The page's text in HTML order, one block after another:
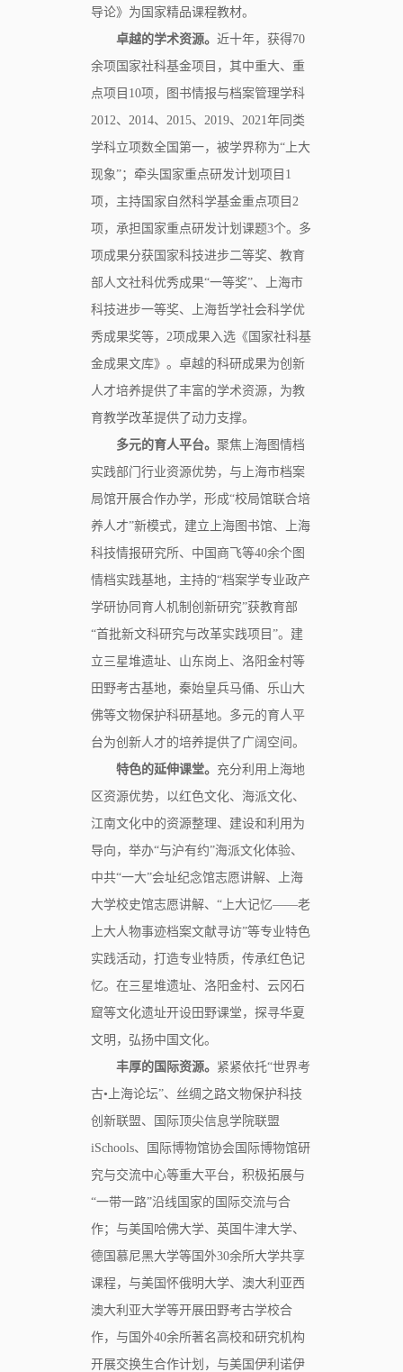
导论》为国家精品课程教材。
卓越的学术资源。 近十年，获得70
余项国家社科基金项目，其中重大、重
点项目10项，图书情报与档案管理学科
2012、2014、2015、2019、2021年同类
学科立项数全国第一，被学界称为“上大
现象”；牵头国家重点研发计划项目1
项，主持国家自然科学基金重点项目2
项，承担国家重点研发计划课题3个。多
项成果分获国家科技进步二等奖、教育
部人文社科优秀成果“一等奖”、上海市
科技进步一等奖、上海哲学社会科学优
秀成果奖等，2项成果入选《国家社科基
金成果文库》。卓越的科研成果为创新
人才培养提供了丰富的学术资源，为教
育教学改革提供了动力支撑。
多元的育人平台。 聚焦上海图情档
实践部门行业资源优势，与上海市档案
局馆开展合作办学，形成“校局馆联合培
养人才”新模式，建立上海图书馆、上海
科技情报研究所、中国商飞等40余个图
情档实践基地，主持的“档案学专业政产
学研协同育人机制创新研究”获教育部
“首批新文科研究与改革实践项目”。建
立三星堆遗址、山东岗上、洛阳金村等
田野考古基地，秦始皇兵马俑、乐山大
佛等文物保护科研基地。多元的育人平
台为创新人才的培养提供了广阔空间。
特色的延伸课堂。 充分利用上海地
区资源优势，以红色文化、海派文化、
江南文化中的资源整理、建设和利用为
导向，举办“与沪有约”海派文化体验、
中共“一大”会址纪念馆志愿讲解、上海
大学校史馆志愿讲解、“上大记忆——老
上大人物事迹档案文献寻访”等专业特色
实践活动，打造专业特质，传承红色记
忆。在三星堆遗址、洛阳金村、云冈石
窟等文化遗址开设田野课堂，探寻华夏
文明，弘扬中国文化。
丰厚的国际资源。 紧紧依托“世界考
古•上海论坛”、丝绸之路文物保护科技
创新联盟、国际顶尖信息学院联盟
iSchools、国际博物馆协会国际博物馆研
究与交流中心等重大平台，积极拓展与
“一带一路”沿线国家的国际交流与合
作；与美国哈佛大学、英国牛津大学、
德国慕尼黑大学等国外30余所大学共享
课程，与美国怀俄明大学、澳大利亚西
澳大利亚大学等开展田野考古学校合
作，与国外40余所著名高校和研究机构
开展交换生合作计划，与美国伊利诺伊